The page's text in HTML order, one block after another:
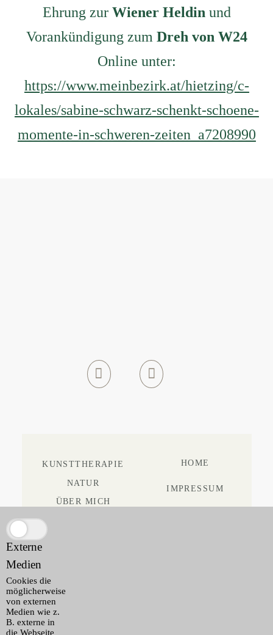
Ehrung zur Wiener Heldin und
Vorankündigung zum Dreh von W24
Online unter:
https://www.meinbezirk.at/hietzing/c-
lokales/sabine-schwarz-schenkt-schoene-
momente-in-schweren-zeiten_a7208990
KUNSTTHERAPIE
NATUR
ÜBER MICH
VEROEFFENTLICHUNGEN
HOME
IMPRESSUM
Externe
Medien
Cookies die
möglicherweise
von externen
Medien wie z.
B. externe in
die Webseite